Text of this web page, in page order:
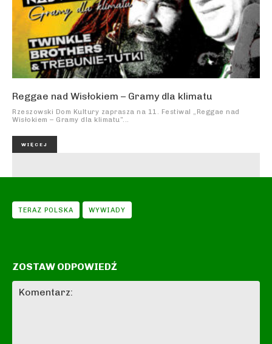
Reggae nad Wisłokiem – Gramy dla klimatu
Rzeszowski Dom Kultury zaprasza na 11. Festiwal „Reggae nad
Wisłokiem – Gramy dla klimatu”...
WIĘCEJ
TERAZ POLSKA WYWIADY
ZOSTAW ODPOWIEDŹ